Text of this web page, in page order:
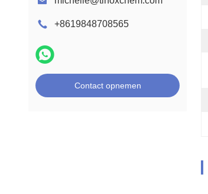
+8619848708565
Contact opnemen